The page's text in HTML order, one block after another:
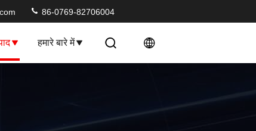
86-0769-82706004
हमारे बारे में